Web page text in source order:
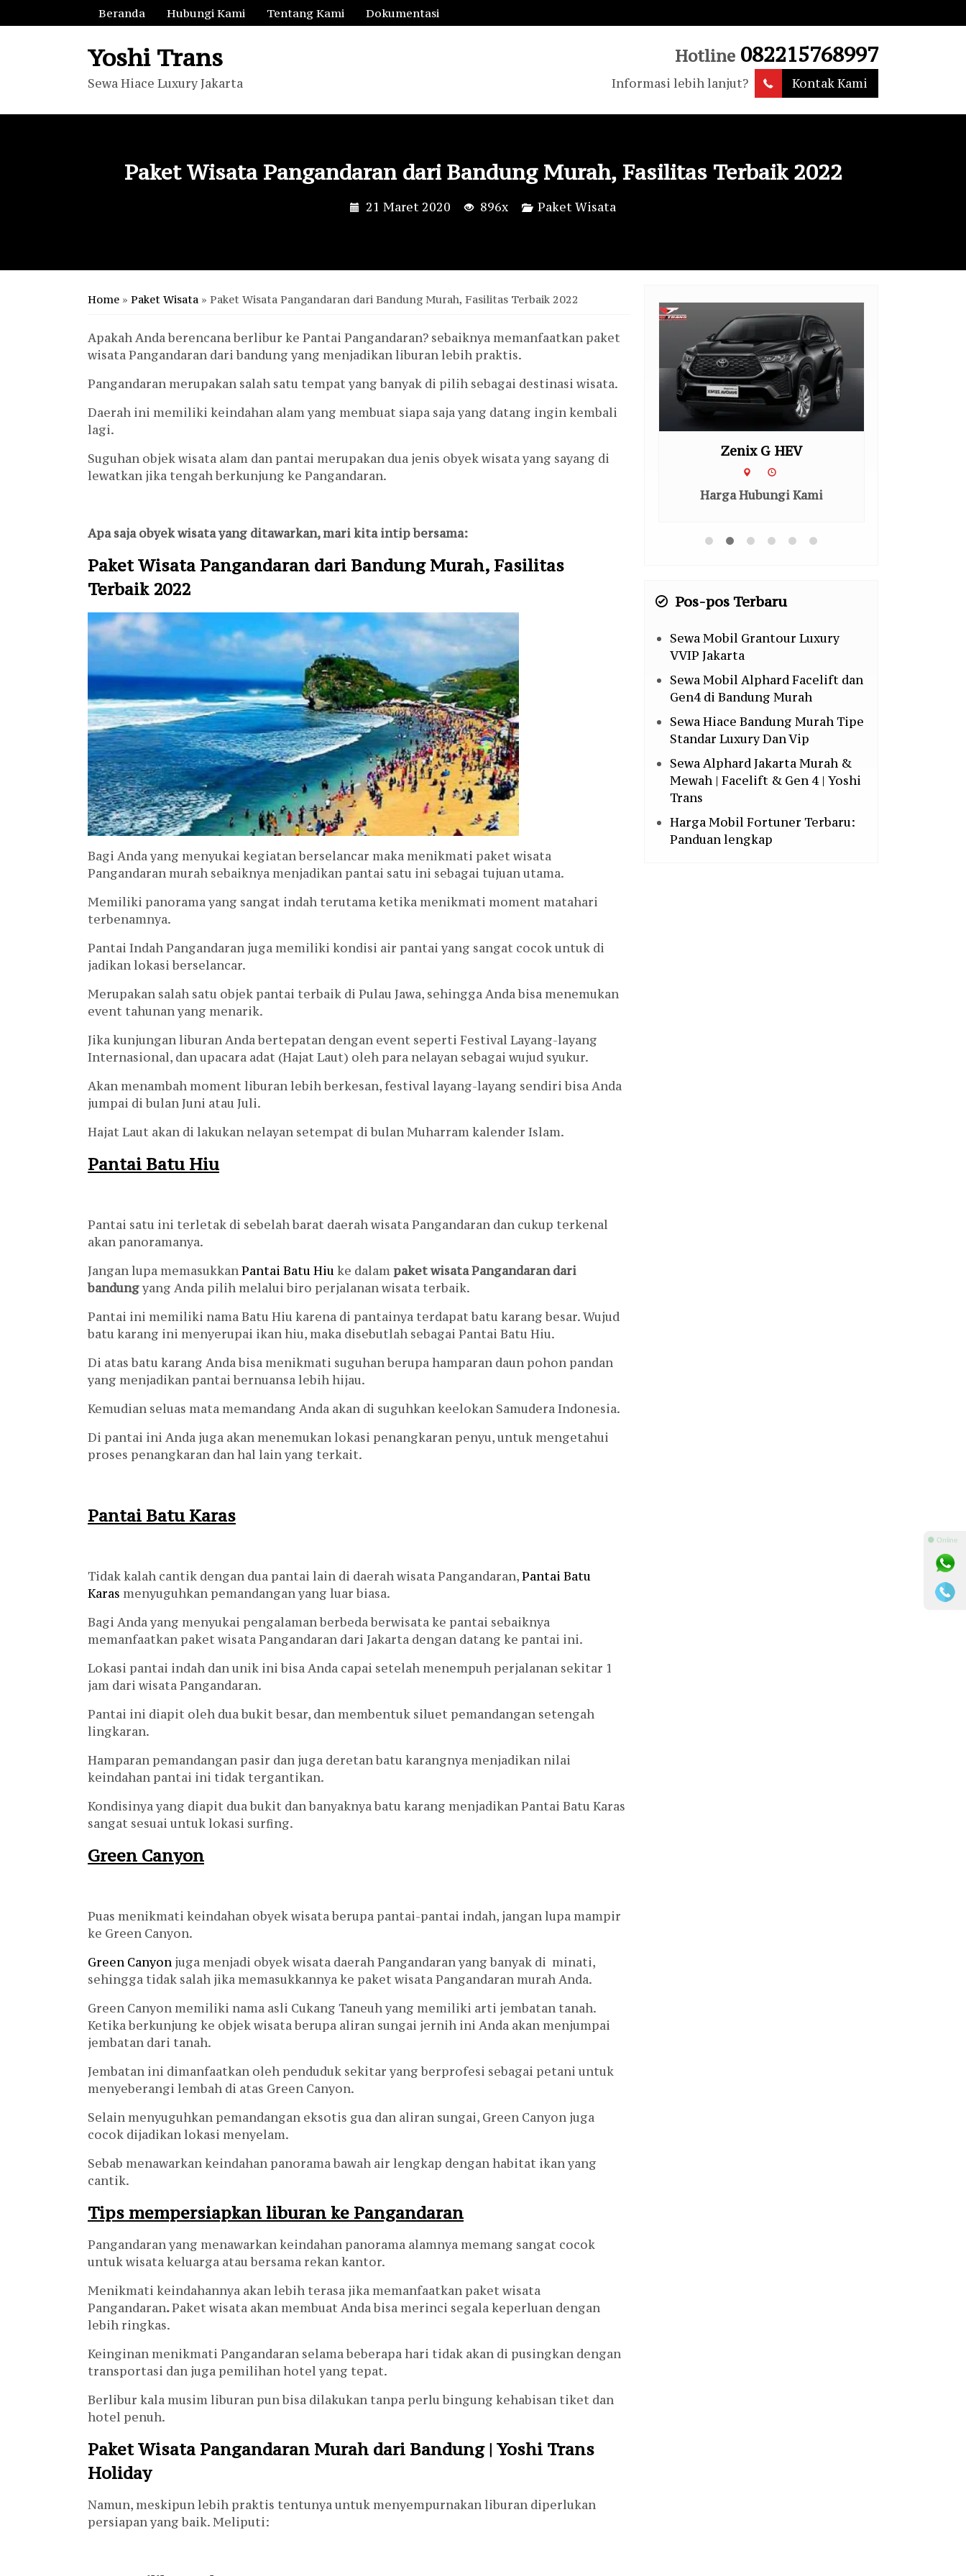
Beranda Hubungi Kami Tentang Kami Dokumentasi
Yoshi Trans
Sewa Hiace Luxury Jakarta
Hotline 082215768997
Informasi lebih lanjut? Kontak Kami
Paket Wisata Pangandaran dari Bandung Murah, Fasilitas Terbaik 2022
21 Maret 2020 896x Paket Wisata
Home » Paket Wisata » Paket Wisata Pangandaran dari Bandung Murah, Fasilitas Terbaik 2022
Apakah Anda berencana berlibur ke Pantai Pangandaran? sebaiknya memanfaatkan paket
wisata Pangandaran dari bandung yang menjadikan liburan lebih praktis.
Pangandaran merupakan salah satu tempat yang banyak di pilih sebagai destinasi wisata.
Daerah ini memiliki keindahan alam yang membuat siapa saja yang datang ingin kembali
lagi.
Suguhan objek wisata alam dan pantai merupakan dua jenis obyek wisata yang sayang di
lewatkan jika tengah berkunjung ke Pangandaran.
Apa saja obyek wisata yang ditawarkan, mari kita intip bersama:
Paket Wisata Pangandaran dari Bandung Murah, Fasilitas
Terbaik 2022
Bagi Anda yang menyukai kegiatan berselancar maka menikmati paket wisata
Pangandaran murah sebaiknya menjadikan pantai satu ini sebagai tujuan utama.
Memiliki panorama yang sangat indah terutama ketika menikmati moment matahari
terbenamnya.
Pantai Indah Pangandaran juga memiliki kondisi air pantai yang sangat cocok untuk di
jadikan lokasi berselancar.
Merupakan salah satu objek pantai terbaik di Pulau Jawa, sehingga Anda bisa menemukan
event tahunan yang menarik.
Jika kunjungan liburan Anda bertepatan dengan event seperti Festival Layang-layang
Internasional, dan upacara adat (Hajat Laut) oleh para nelayan sebagai wujud syukur.
Akan menambah moment liburan lebih berkesan, festival layang-layang sendiri bisa Anda
jumpai di bulan Juni atau Juli.
Hajat Laut akan di lakukan nelayan setempat di bulan Muharram kalender Islam.
Pantai Batu Hiu
Pantai satu ini terletak di sebelah barat daerah wisata Pangandaran dan cukup terkenal
akan panoramanya.
Jangan lupa memasukkanPantai Batu Hiuke dalampaket wisata Pangandaran dari
bandungyang Anda pilih melalui biro perjalanan wisata terbaik.
Pantai ini memiliki nama Batu Hiu karena di pantainya terdapat batu karang besar. Wujud
batu karang ini menyerupai ikan hiu, maka disebutlah sebagai Pantai Batu Hiu.
Di atas batu karang Anda bisa menikmati suguhan berupa hamparan daun pohon pandan
yang menjadikan pantai bernuansa lebih hijau.
Kemudian seluas mata memandang Anda akan di suguhkan keelokan Samudera Indonesia.
Di pantai ini Anda juga akan menemukan lokasi penangkaran penyu, untuk mengetahui
proses penangkaran dan hal lain yang terkait.
Pantai Batu Karas
Tidak kalah cantik dengan dua pantai lain di daerah wisata Pangandaran,Pantai Batu
Karas menyuguhkan pemandangan yang luar biasa.
Bagi Anda yang menyukai pengalaman berbeda berwisata ke pantai sebaiknya
memanfaatkan paket wisata Pangandaran dari Jakarta dengan datang ke pantai ini.
Lokasi pantai indah dan unik ini bisa Anda capai setelah menempuh perjalanan sekitar 1
jam dari wisata Pangandaran.
Pantai ini diapit oleh dua bukit besar, dan membentuk siluet pemandangan setengah
lingkaran.
Hamparan pemandangan pasir dan juga deretan batu karangnya menjadikan nilai
keindahan pantai ini tidak tergantikan.
Kondisinya yang diapit dua bukit dan banyaknya batu karang menjadikan Pantai Batu Karas
sangat sesuai untuk lokasi surfing.
Green Canyon
Puas menikmati keindahan obyek wisata berupa pantai-pantai indah, jangan lupa mampir
ke Green Canyon.
Green Canyon juga menjadi obyek wisata daerah Pangandaran yang banyak di minati,
sehingga tidak salah jika memasukkannya ke paket wisata Pangandaran murah Anda.
Green Canyon memiliki nama asli Cukang Taneuh yang memiliki arti jembatan tanah.
Ketika berkunjung ke objek wisata berupa aliran sungai jernih ini Anda akan menjumpai
jembatan dari tanah.
Jembatan ini dimanfaatkan oleh penduduk sekitar yang berprofesi sebagai petani untuk
menyeberangi lembah di atas Green Canyon.
Selain menyuguhkan pemandangan eksotis gua dan aliran sungai, Green Canyon juga
cocok dijadikan lokasi menyelam.
Sebab menawarkan keindahan panorama bawah air lengkap dengan habitat ikan yang
cantik.
Tips mempersiapkan liburan ke Pangandaran
Pangandaran yang menawarkan keindahan panorama alamnya memang sangat cocok
untuk wisata keluarga atau bersama rekan kantor.
Menikmati keindahannya akan lebih terasa jika memanfaatkan paket wisata
Pangandaran.Paket wisata akan membuat Anda bisa merinci segala keperluan dengan
lebih ringkas.
Keinginan menikmati Pangandaran selama beberapa hari tidak akan di pusingkan dengan
transportasi dan juga pemilihan hotel yang tepat.
Berlibur kala musim liburan pun bisa dilakukan tanpa perlu bingung kehabisan tiket dan
hotel penuh.
Paket Wisata Pangandaran Murah dari Bandung | Yoshi Trans
Holiday
Namun, meskipun lebih praktis tentunya untuk menyempurnakan liburan diperlukan
persiapan yang baik. Meliputi:
Alphard Gen 3 FC Zenix G HEV
Harga Hubungi Kami
Pos-pos Terbaru
Sewa Mobil Grantour Luxury
VVIP Jakarta
Sewa Mobil Alphard Facelift dan
Gen4 di Bandung Murah
Sewa Hiace Bandung Murah Tipe
Standar Luxury Dan Vip
Sewa Alphard Jakarta Murah &
Mewah | Facelift & Gen 4 | Yoshi
Trans
Harga Mobil Fortuner Terbaru:
Panduan lengkap
⚫ Online